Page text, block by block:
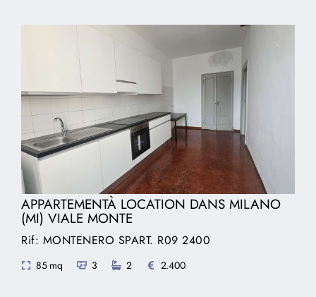
APPARTEMENTÀ LOCATION DANS MILANO
(MI) VIALE MONTE
Rif: MONTENERO SPART. R09 2400
85 mq 3 2 2.400